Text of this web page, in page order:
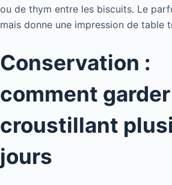
ou de thym entre les biscuits. Le
mais donne une impression de table
Conservation :
comment
croustillant
jours